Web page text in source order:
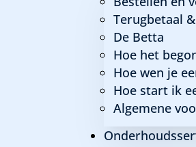
Terugbetaal
De Betta
Hoe het
Hoe wen je
Hoe start ik
Algemene